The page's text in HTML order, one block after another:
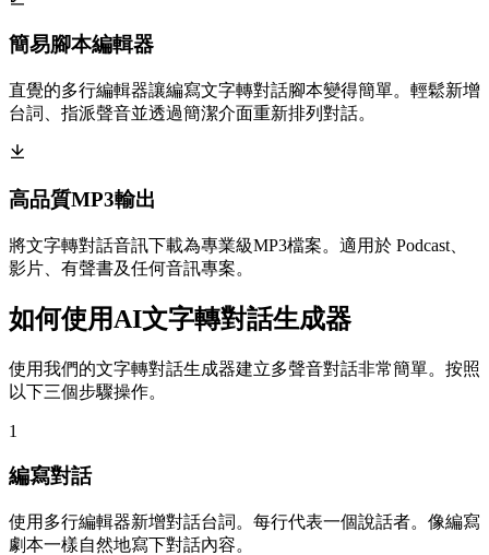
簡易腳本編輯器
直覺的多行編輯器讓編寫文字轉對話腳本變得簡單。輕鬆新增
台詞、指派聲音並透過簡潔介面重新排列對話。
高品質MP3輸出
將文字轉對話音訊下載為專業級MP3檔案。適用於 Podcast、
影片、有聲書及任何音訊專案。
如何使用AI文字轉對話生成器
使用我們的文字轉對話生成器建立多聲音對話非常簡單。按照
以下三個步驟操作。
1
編寫對話
使用多行編輯器新增對話台詞。每行代表一個說話者。像編寫
劇本一樣自然地寫下對話內容。